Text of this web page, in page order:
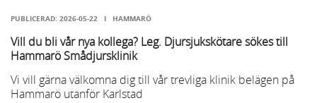
PUBLICERAD: 2026-05-22 I HAMMARÖ
Vill du bli vår nya kollega? Leg. Djursjukskötare sökes till
Hammarö Smådjursklinik
Vi vill gärna välkomna dig till vår trevliga klinik belägen på
Hammarö utanför Karlstad